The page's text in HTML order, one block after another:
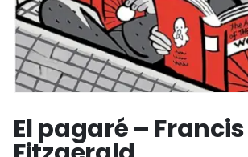
El pagaré –